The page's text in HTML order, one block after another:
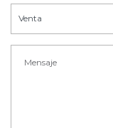
Venta